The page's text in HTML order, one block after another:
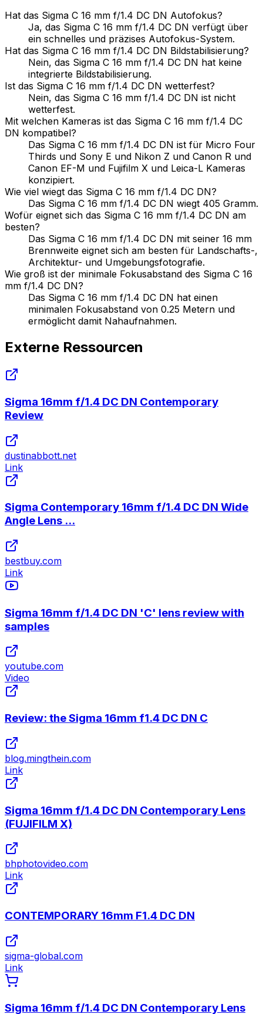
Hat das Sigma C 16 mm f/1.4 DC DN Autofokus?
Ja, das Sigma C 16 mm f/1.4 DC DN verfügt über
ein schnelles und präzises Autofokus-System.
Hat das Sigma C 16 mm f/1.4 DC DN Bildstabilisierung?
Nein, das Sigma C 16 mm f/1.4 DC DN hat keine
integrierte Bildstabilisierung.
Ist das Sigma C 16 mm f/1.4 DC DN wetterfest?
Nein, das Sigma C 16 mm f/1.4 DC DN ist nicht
wetterfest.
Mit welchen Kameras ist das Sigma C 16 mm f/1.4 DC
DN kompatibel?
Das Sigma C 16 mm f/1.4 DC DN ist für Micro Four
Thirds und Sony E und Nikon Z und Canon R und
Canon EF-M und Fujifilm X und Leica-L Kameras
konzipiert.
Wie viel wiegt das Sigma C 16 mm f/1.4 DC DN?
Das Sigma C 16 mm f/1.4 DC DN wiegt 405 Gramm.
Wofür eignet sich das Sigma C 16 mm f/1.4 DC DN am
besten?
Das Sigma C 16 mm f/1.4 DC DN mit seiner 16 mm
Brennweite eignet sich am besten für Landschafts-,
Architektur- und Umgebungsfotografie.
Wie groß ist der minimale Fokusabstand des Sigma C 16
mm f/1.4 DC DN?
Das Sigma C 16 mm f/1.4 DC DN hat einen
minimalen Fokusabstand von 0.25 Metern und
ermöglicht damit Nahaufnahmen.
Externe Ressourcen
Sigma 16mm f/1.4 DC DN Contemporary
Review
dustinabbott.net
Link
Sigma Contemporary 16mm f/1.4 DC DN Wide
Angle Lens ...
bestbuy.com
Link
Sigma 16mm f/1.4 DC DN 'C' lens review with
samples
youtube.com
Video
Review: the Sigma 16mm f1.4 DC DN C
blog.mingthein.com
Link
Sigma 16mm f/1.4 DC DN Contemporary Lens
(FUJIFILM X)
bhphotovideo.com
Link
CONTEMPORARY 16mm F1.4 DC DN
sigma-global.com
Link
Sigma 16mm f/1.4 DC DN Contemporary Lens